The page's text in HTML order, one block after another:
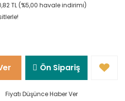
TL (%5,00 havale indirimi)
Ön Sipariş
Fiyatı Düşünce Haber Ver